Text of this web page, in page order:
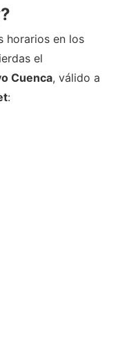
horarios en los
el
Cuenca, válido a
: